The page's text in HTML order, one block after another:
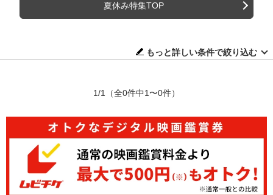
夏休み特集TOP
もっと詳しい条件で絞り込む
1/1 （全0件中1〜0件）